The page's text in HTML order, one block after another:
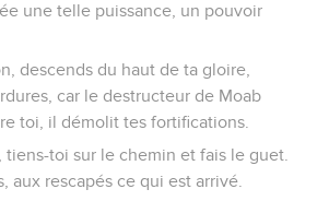
une telle puissance, un pouvoir
descends du haut de ta gloire,
car le destructeur de Moab
toi, il démolit tes fortifications.
tiens-toi sur le chemin et fais le guet.
aux rescapés ce qui est arrivé.